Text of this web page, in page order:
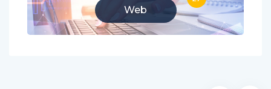
Web